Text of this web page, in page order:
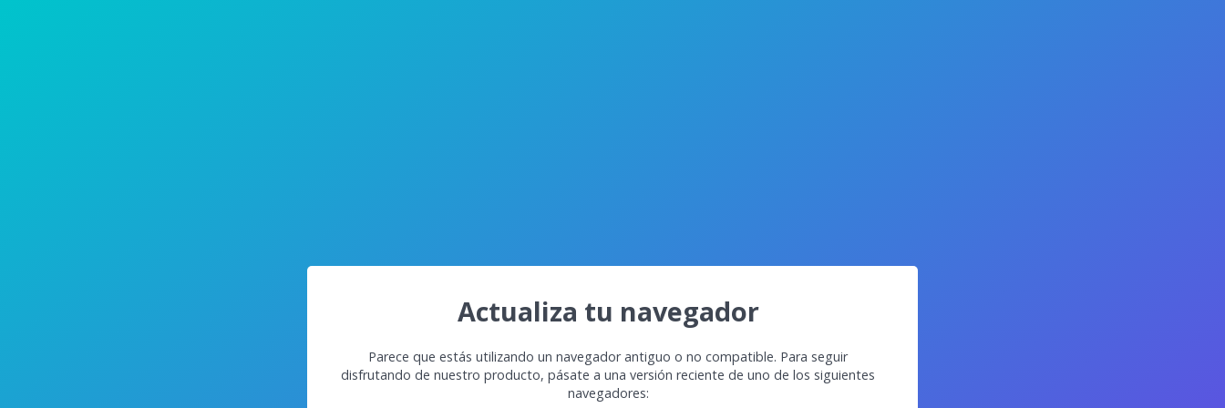
Actualiza tu navegador
Parece que estás utilizando un navegador antiguo o no compatible. Para seguir
disfrutando de nuestro producto, pásate a una versión reciente de uno de los siguientes
navegadores: